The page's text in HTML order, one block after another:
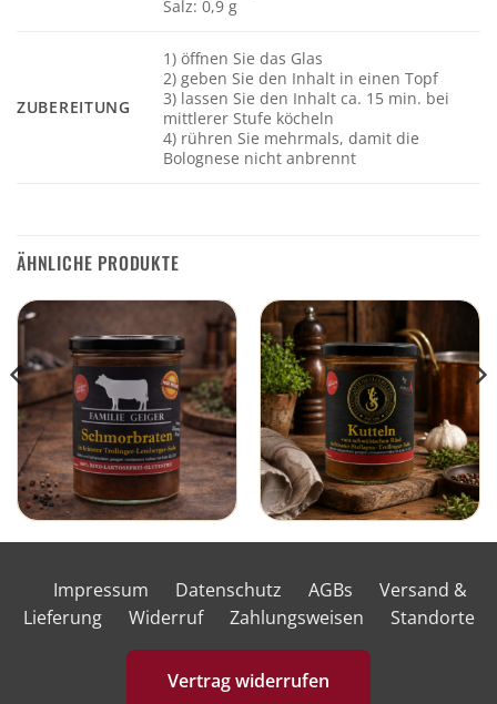
Salz: 0,9 g
ZUBEREITUNG
1) öffnen Sie das Glas
2) geben Sie den Inhalt in einen Topf
3) lassen Sie den Inhalt ca. 15 min. bei
mittlerer Stufe köcheln
4) rühren Sie mehrmals, damit die
Bolognese nicht anbrennt
ÄHNLICHE PRODUKTE
Impressum Datenschutz AGBs
Versand &
Lieferung
Widerruf Zahlungsweisen Standorte
Vertrag widerrufen